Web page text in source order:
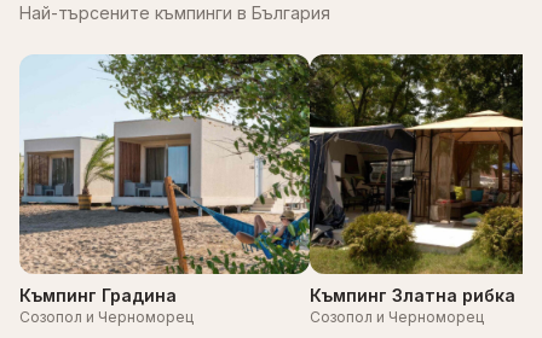
Най-търсените къмпинги в България
Къмпинг Градина
Созопол и Черноморец
Къмпинг Златна рибка
Созопол и Черноморец